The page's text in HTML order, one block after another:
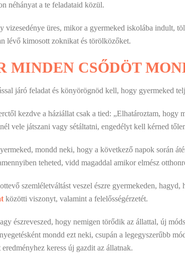
néhányat a te feladataid közül.
vizesedénye üres, mikor a gyermeked iskolába indult,
lévő kimosott zoknikat és törölközőket.
MINDEN CSŐDÖT
járó feladat és könyörögnöd kell, hogy gyermeked
kezdve a háziállat csak a tied: „Elhatároztam,
vele játszani vagy sétáltatni, engedélyt kell kérned
mondd neki, hogy a következő napok során
teheted, vidd magaddal amikor elmész
szemléletváltást veszel észre gyermekeden,
közötti viszonyt, valamint a felelősségérzetét.
észreveszed, hogy nemigen törődik az állattal, új
mondd ezt neki, csupán a legegyszerűbb
keress új gazdit az állatnak.